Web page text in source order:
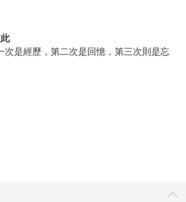
是經歷，第二次是回憶，第三次則是忘